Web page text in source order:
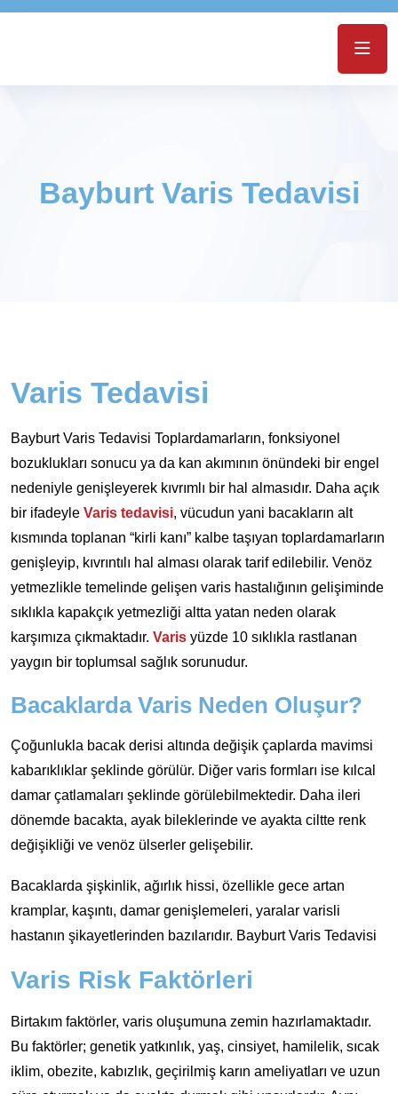
Bayburt Varis Tedavisi
Varis Tedavisi
Bayburt Varis Tedavisi Toplardamarların, fonksiyonel
bozuklukları sonucu ya da kan akımının önündeki bir engel
nedeniyle genişleyerek kıvrımlı bir hal almasıdır. Daha açık
bir ifadeyle Varis tedavisi, vücudun yani bacakların alt
kısmında toplanan “kirli kanı” kalbe taşıyan toplardamarların
genişleyip, kıvrıntılı hal alması olarak tarif edilebilir. Venöz
yetmezlikle temelinde gelişen varis hastalığının gelişiminde
sıklıkla kapakçık yetmezliği altta yatan neden olarak
karşımıza çıkmaktadır. Varis yüzde 10 sıklıkla rastlanan
yaygın bir toplumsal sağlık sorunudur.
Bacaklarda Varis Neden Oluşur?
Çoğunlukla bacak derisi altında değişik çaplarda mavimsi
kabarıklıklar şeklinde görülür. Diğer varis formları ise kılcal
damar çatlamaları şeklinde görülebilmektedir. Daha ileri
dönemde bacakta, ayak bileklerinde ve ayakta ciltte renk
değişikliği ve venöz ülserler gelişebilir.
Bacaklarda şişkinlik, ağırlık hissi, özellikle gece artan
kramplar, kaşıntı, damar genişlemeleri, yaralar varisli
hastanın şikayetlerinden bazılarıdır. Bayburt Varis Tedavisi
Varis Risk Faktörleri
Birtakım faktörler, varis oluşumuna zemin hazırlamaktadır.
Bu faktörler; genetik yatkınlık, yaş, cinsiyet, hamilelik, sıcak
iklim, obezite, kabızlık, geçirilmiş karın ameliyatları ve uzun